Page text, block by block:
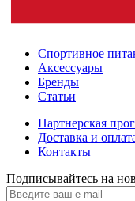
Спортивное
Аксессуары
Бренды
Статьи
Партнерская
Доставка и
Контакты
Подписывайтесь на